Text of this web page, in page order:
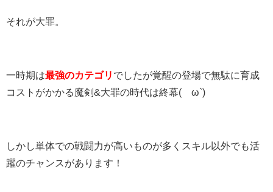
それが大罪。
一時期は最強のカテゴリ でしたが覚醒の登場で無駄に育成
コストがかかる魔剣&大罪の時代は終幕(´ω`)
しかし単体での戦闘力が高いものが多くスキル以外でも活
躍のチャンスがあります！